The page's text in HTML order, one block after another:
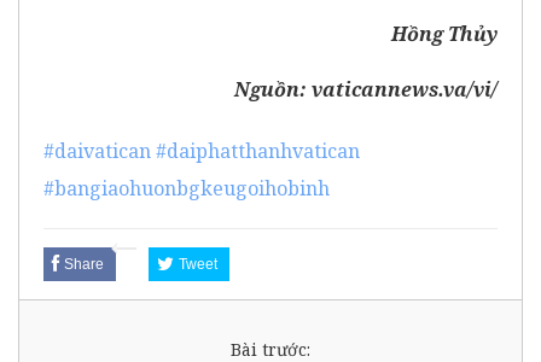
Hồng Thủy
Nguồn: vaticannews.va/vi/
#daivatican#daiphatthanhvatican
#bangiaohuonbgkeugoihobinh
Share Tweet
Bài trước: